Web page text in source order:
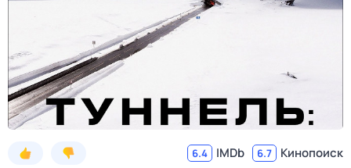
6.4 IMDb 6.7 Кинопоиск